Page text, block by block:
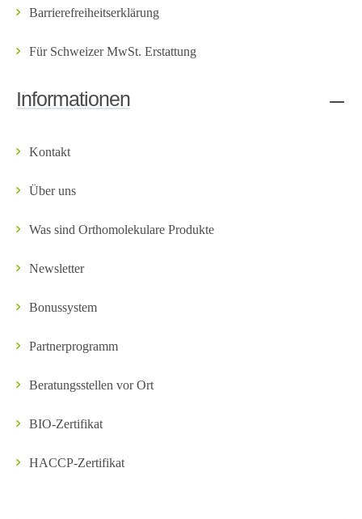
Barrierefreiheitserklärung
Für Schweizer MwSt. Erstattung
Informationen
Kontakt
Über uns
Was sind Orthomolekulare Produkte
Newsletter
Bonussystem
Partnerprogramm
Beratungsstellen vor Ort
BIO-Zertifikat
HACCP-Zertifikat